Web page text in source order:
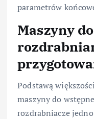
parametrów
Maszyny
Podstawą
maszyny do
rozdrabniacze